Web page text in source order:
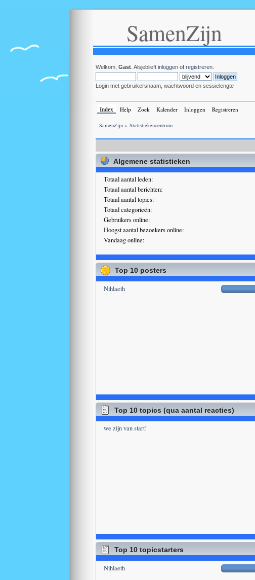
SamenZijn
Welkom,Gast . Alsjeblieftinloggen ofregistreren
Login met gebruikersnaam, wachtwoord en sessielengte
Index Help Zoek Kalender Inloggen Registreren
SamenZijn» Statistiekencentrum
Algemene statistieken
Totaal aantal leden:
Totaal aantal berichten:
Totaal aantal topics:
Totaal categorieën:
Gebruikers online:
Hoogst aantal bezoekers online:
Vandaag online:
Top 10 posters
Nihlaeth
Top 10 topics (qua aantal reacties)
we zijn van start!
Top 10 topicstarters
Nihlaeth